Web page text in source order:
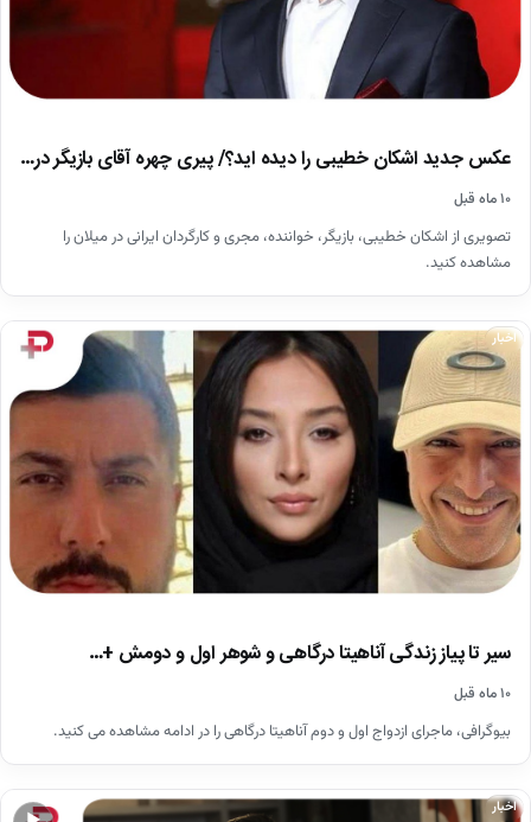
عکس جدید اشکان خطیبی را دیده اید؟/ پیری چهره آقای بازیگر در…
۱۰ ماه قبل
تصویری از اشکان خطیبی، بازیگر، خواننده، مجری و کارگردان ایرانی در میلان را
مشاهده کنید.
اخبار
سیر تا پیاز زندگی آناهیتا درگاهی و شوهر اول و دومش +…
۱۰ ماه قبل
بیوگرافی، ماجرای ازدواج اول و دوم آناهیتا درگاهی را در ادامه مشاهده می کنید.
اخبار